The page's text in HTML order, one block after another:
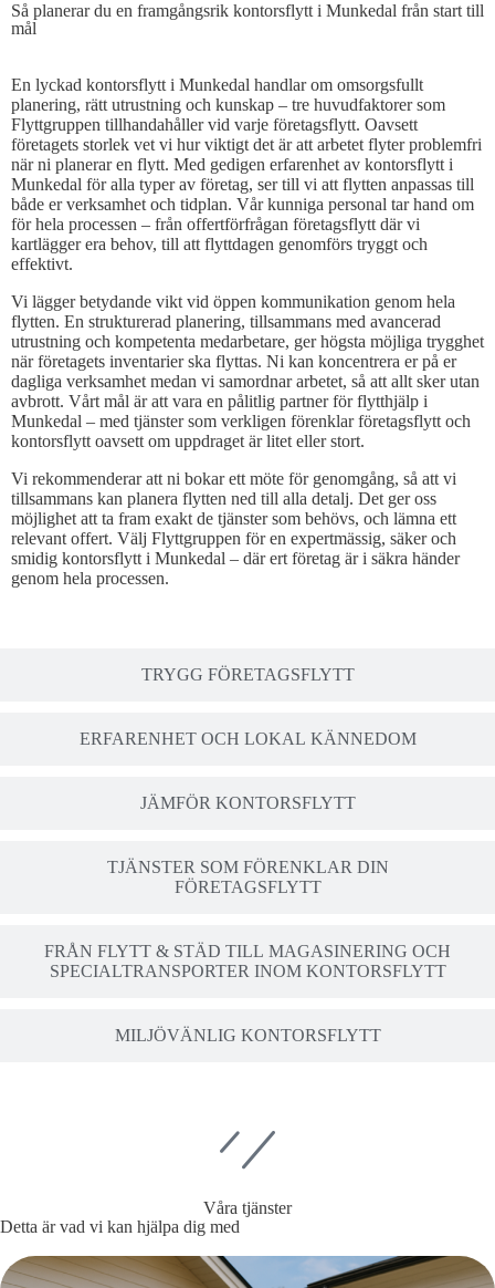
TRYGG FÖRETAGSFLYTT
ERFARENHET OCH LOKAL KÄNNEDOM
JÄMFÖR KONTORSFLYTT
TJÄNSTER SOM FÖRENKLAR DIN
FÖRETAGSFLYTT
FRÅN FLYTT & STÄD TILL MAGASINERING OCH
SPECIALTRANSPORTER INOM KONTORSFLYTT
MILJÖVÄNLIG KONTORSFLYTT
Så planerar du en framgångsrik kontorsflytt i Munkedal från start till
mål
En lyckad kontorsflytt i Munkedal handlar om omsorgsfullt
planering, rätt utrustning och kunskap – tre huvudfaktorer som
Flyttgruppen tillhandahåller vid varje företagsflytt. Oavsett
företagets storlek vet vi hur viktigt det är att arbetet flyter problemfri
när ni planerar en flytt. Med gedigen erfarenhet av kontorsflytt i
Munkedal för alla typer av företag, ser till vi att flytten anpassas till
både er verksamhet och tidplan. Vår kunniga personal tar hand om
för hela processen – från offertförfrågan företagsflytt där vi
kartlägger era behov, till att flyttdagen genomförs tryggt och
effektivt.
Vi lägger betydande vikt vid öppen kommunikation genom hela
flytten. En strukturerad planering, tillsammans med avancerad
utrustning och kompetenta medarbetare, ger högsta möjliga trygghet
när företagets inventarier ska flyttas. Ni kan koncentrera er på er
dagliga verksamhet medan vi samordnar arbetet, så att allt sker utan
avbrott. Vårt mål är att vara en pålitlig partner för flytthjälp i
Munkedal – med tjänster som verkligen förenklar företagsflytt och
kontorsflytt oavsett om uppdraget är litet eller stort.
Vi rekommenderar att ni bokar ett möte för genomgång, så att vi
tillsammans kan planera flytten ned till alla detalj. Det ger oss
möjlighet att ta fram exakt de tjänster som behövs, och lämna ett
relevant offert. Välj Flyttgruppen för en expertmässig, säker och
smidig kontorsflytt i Munkedal – där ert företag är i säkra händer
genom hela processen.
Våra tjänster
Detta är vad vi kan hjälpa dig med